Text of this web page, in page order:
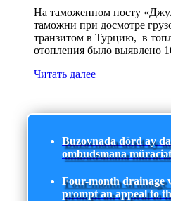
На таможенном посту
таможни при досмотре
транзитом в Турцию, в
отопления было выявлено
Читать далее
Buzovnada dörd ay
ombudsmana
Four-month drainage
prompt an appeal to